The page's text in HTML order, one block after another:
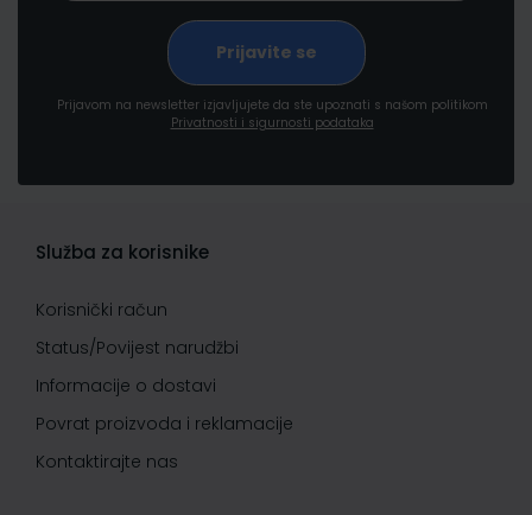
Prijavom na newsletter izjavljujete da ste upoznati s našom politikom
Privatnosti i sigurnosti podataka
Služba za korisnike
Korisnički račun
Status/Povijest narudžbi
Informacije o dostavi
Povrat proizvoda i reklamacije
Kontaktirajte nas